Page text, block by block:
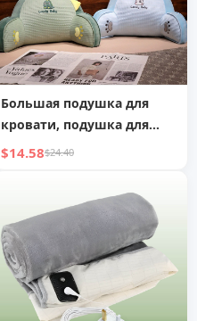
Большая подушка для
кровати, подушка для
дивана, мягкая подушка
$14.58$24.40